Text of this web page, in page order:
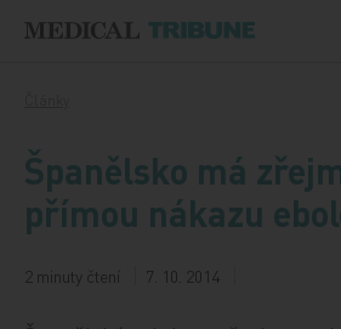
Španělsko má
přímou nákazu
2 minuty čtení 7. 10. 2014